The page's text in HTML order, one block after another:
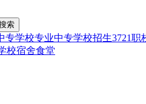
索
专学校专业中专学校招生3721职
校宿舍食堂